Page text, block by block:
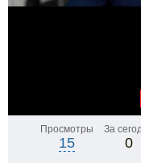
Просмотры
15
За
0